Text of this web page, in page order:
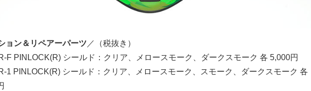
ョン＆リペアーパーツ ／（税抜き）
F PINLOCK(R) シールド：クリア、メロースモーク、ダークスモーク 各 5,000円
1 PINLOCK(R) シールド：クリア、メロースモーク、スモーク、ダークスモーク 各